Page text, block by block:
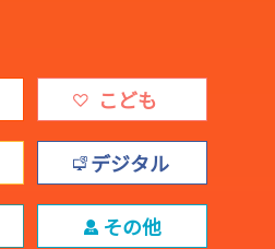
こども
デジタル
その他